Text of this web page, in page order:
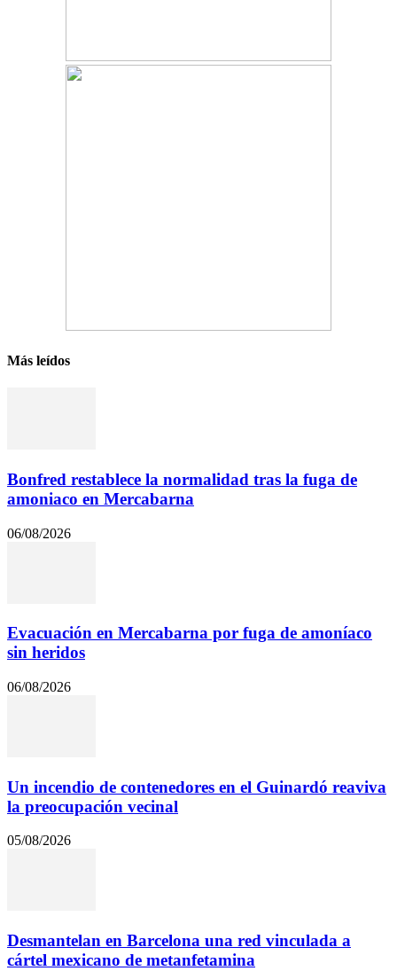
Más leídos
Bonfred restablece la normalidad tras la fuga de
amoniaco en Mercabarna
06/08/2026
Evacuación en Mercabarna por fuga de amoníaco
sin heridos
06/08/2026
Un incendio de contenedores en el Guinardó reaviva
la preocupación vecinal
05/08/2026
Desmantelan en Barcelona una red vinculada a
cártel mexicano de metanfetamina